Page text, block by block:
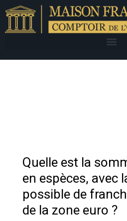
Quelle est la
en espèces, avec
possible de
de la zone euro ?